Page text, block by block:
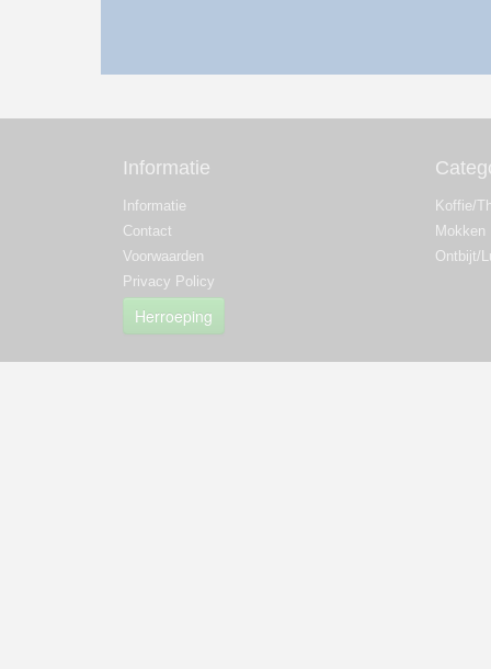
Informatie
Informatie
Contact
Voorwaarden
Privacy Policy
Herroeping
Koffie/
Mokken
Ontbijt/